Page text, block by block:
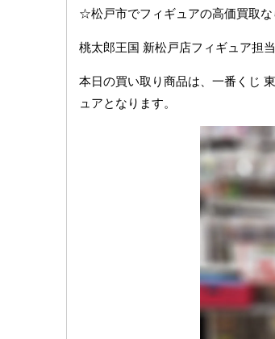
☆松戸市でフィギュアの高価買取
桃太郎王国 新松戸店フィギュア担
本日の買い取り商品は、一番くじ
ュアとなります。